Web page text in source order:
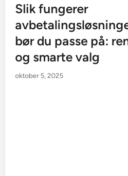
Slik fungerer
bør du passe på:
og smarte valg
oktober 5, 2025